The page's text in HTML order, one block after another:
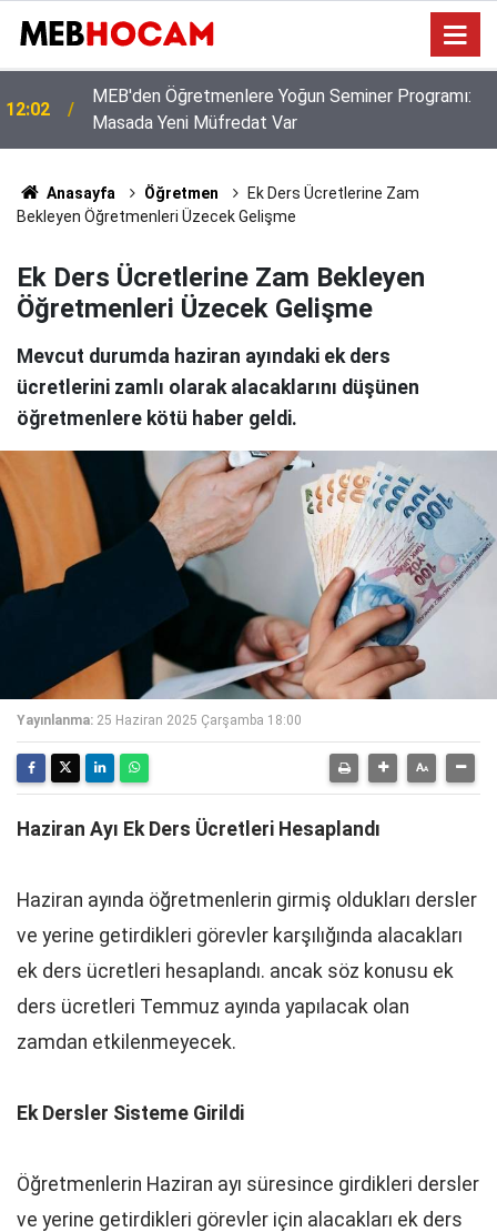
11:02
Norm Kadrolar Yenileniyor, Hata Yapmamak İçin
Ders Yükünüzü İnceleyin!
Anasayfa Öğretmen
Ek Ders Ücretlerine Zam
Bekleyen Öğretmenleri Üzecek Gelişme
Ek Ders Ücretlerine Zam Bekleyen
Öğretmenleri Üzecek Gelişme
Mevcut durumda haziran ayındaki ek ders
ücretlerini zamlı olarak alacaklarını düşünen
öğretmenlere kötü haber geldi.
Yayınlanma: 25 Haziran 2025 Çarşamba 18:00
Haziran Ayı Ek Ders Ücretleri Hesaplandı
Haziran ayında öğretmenlerin girmiş oldukları dersler
ve yerine getirdikleri görevler karşılığında alacakları
ek ders ücretleri hesaplandı. ancak söz konusu ek
ders ücretleri Temmuz ayında yapılacak olan
zamdan etkilenmeyecek.
Ek Dersler Sisteme Girildi
Öğretmenlerin Haziran ayı süresince girdikleri dersler
ve yerine getirdikleri görevler için alacakları ek ders